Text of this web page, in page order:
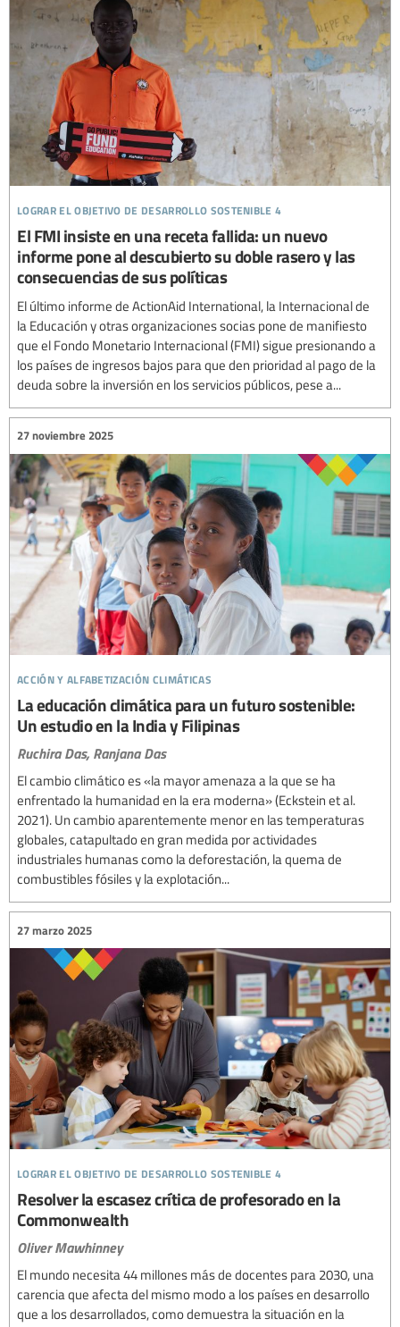
lograr el objetivo de desarrollo sostenible 4
El FMI insiste en una receta fallida: un nuevo
informe pone al descubierto su doble rasero y las
consecuencias de sus políticas
El último informe de ActionAid International, la Internacional de
la Educación y otras organizaciones socias pone de manifiesto
que el Fondo Monetario Internacional (FMI) sigue presionando a
los países de ingresos bajos para que den prioridad al pago de la
deuda sobre la inversión en los servicios públicos, pese a...
acción y alfabetización climáticas
27 noviembre 2025
La educación climática para un futuro sostenible:
Un estudio en la India y Filipinas
Ruchira Das, Ranjana Das
El cambio climático es «la mayor amenaza a la que se ha
enfrentado la humanidad en la era moderna» (Eckstein et al.
2021). Un cambio aparentemente menor en las temperaturas
globales, catapultado en gran medida por actividades
industriales humanas como la deforestación, la quema de
combustibles fósiles y la explotación...
lograr el objetivo de desarrollo sostenible 4
27 marzo 2025
Resolver la escasez crítica de profesorado en la
Commonwealth
Oliver Mawhinney
El mundo necesita 44 millones más de docentes para 2030, una
carencia que afecta del mismo modo a los países en desarrollo
que a los desarrollados, como demuestra la situación en la